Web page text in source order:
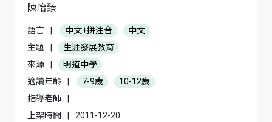
陳怡臻
語言 中文+拼注音
中文
主題
生涯發展教育
來源
明道中學
適讀年齡
7-9歲
10-12歲
指導老師
上架時間
2011-12-20